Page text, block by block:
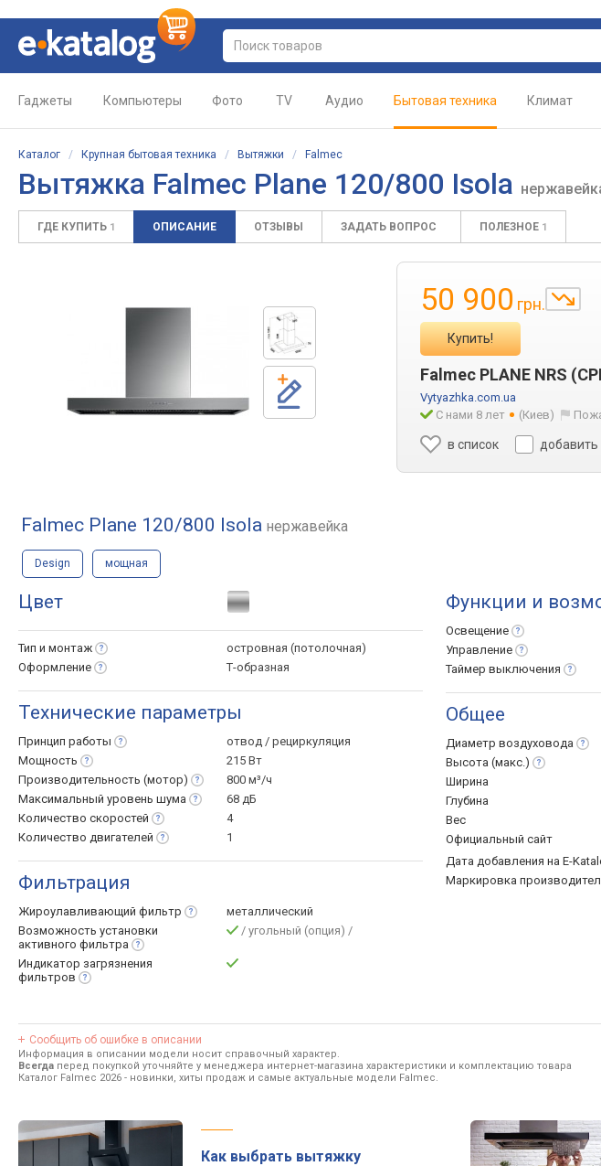
Гаджеты Компьютеры Фото TV Аудио Бытовая техника Климат
Каталог / Крупная бытовая техника / Вытяжки / Falmec
Вытяжка Falmec Plane 120/800 Isola
ГДЕ КУПИТЬ 1 ОПИСАНИЕ ОТЗЫВЫ ЗАДАТЬ ВОПРОС ПОЛЕЗНОЕ 1
50 900 грн.
Купить!
Falmec PLANE NRS
Vytyazhka.com.ua
С нами 8 лет
(Киев)
в список добавить
Falmec Plane 120/800 Isola нержавейка
Design мощная
Цвет
Тип и монтаж
островная (потолочная)
Оформление
Т-образная
Технические параметры
Принцип работы
отвод / рециркуляция
Мощность
215 Вт
Производительность (мотор)
800 м³/ч
Максимальный уровень шума
68 дБ
Количество скоростей
4
Количество двигателей 1
Фильтрация
Жироулавливающий фильтр
металлический
Возможность установки
активного фильтра
/ угольный (опция) /
Индикатор загрязнения
фильтров
Функции и
Освещение
Управление
Таймер выключения
Общее
Диаметр воздуховода
Высота (макс.)
Ширина
Глубина
Вес
Официальный сайт
Дата добавления на E-
Маркировка
Сообщить об ошибке в описании
Информация в описании модели носит справочный характер.
Всегда перед покупкой уточняйте у менеджера интернет-магазина характеристики и комплектацию товара
Каталог Falmec 2026 - новинки, хиты продаж и самые актуальные модели Falmec.
Как выбрать вытяжку